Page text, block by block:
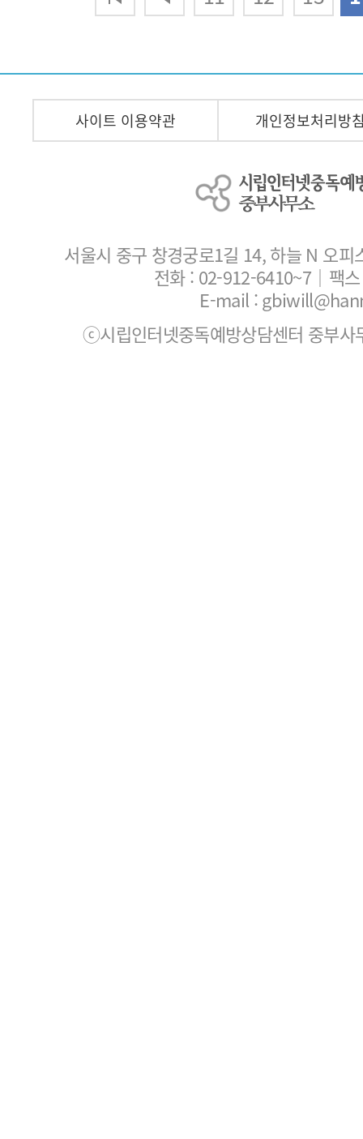
사이트 이용약관 개인정보처리방
서울시 중구 창경궁로1길 14, 하늘 N 오
전화 : 02-912-6410~7 ｜팩
E-mail :
ⓒ시립인터넷중독예방상담센터 중부